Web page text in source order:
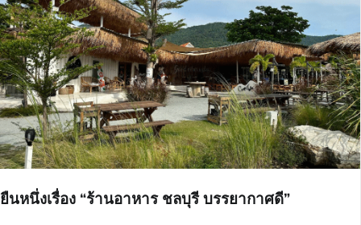
ยืนหนึ่งเรื่อง “ร้านอาหาร ชลบุรี บรรยากาศดี”